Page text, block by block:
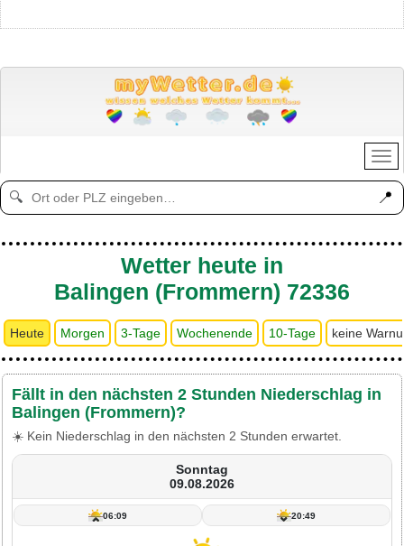
🔍 📍
Wetter heute in
Balingen (Frommern) 72336
Heute Morgen 3-Tage Wochenende 10-Tage keine
Fällt in den nächsten 2 Stunden Niederschlag in
Balingen (Frommern)?
☀️ Kein Niederschlag in den nächsten 2 Stunden erwartet.
Sonntag
09.08.2026
06:09 20:49